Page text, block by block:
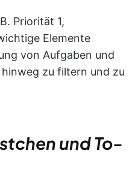
Priorität 1,
Elemente
von Aufgaben und
zu filtern und zu
und To-